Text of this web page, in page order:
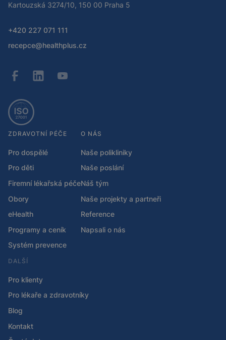
Kartouzská 3274/10, 150 00 Praha 5
+420 227 071 111
recepce@healthplus.cz
ZDRAVOTNÍ PÉČE
Pro dospělé
Pro děti
Firemní lékařská péče
Obory
eHealth
Programy a ceník
Systém prevence
O NÁS
Naše polikliniky
Naše poslání
Náš tým
Naše projekty a partneři
Reference
Napsali o nás
DALŠÍ
Pro klienty
Pro lékaře a zdravotníky
Blog
Kontakt